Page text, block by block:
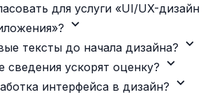
для услуги «UI/UX-дизайн
expand_more
тексты до начала дизайна? expand_more
сведения ускорят оценку? expand_more
интерфейса в дизайн? expand_more